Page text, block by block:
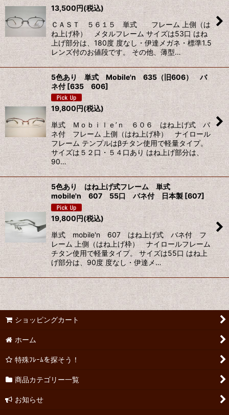
13,500円(税込)
ＣＡＳＴ ５６１５ 単式 フレーム 上側（は
ね上げ枠） メタルフレーム サイズは53口 はね
上げ部分は、180度 度なし・伊達メガネ・標準1.5
レンズ付のお値段です。 その他、薄型…
5色あり 単式 Mobile'n 635（旧606） バ
ネ付 [635 606]
19,800円(税込)
単式 Ｍｏｂｉｌｅ’ｎ ６０６ はね上げ式 バ
ネ付 フレーム 上側（はね上げ枠） ナイロール
フレーム テンプルはβチタン使用で軽量タイプ。
サイズは５２口・５４口あり はね上げ部分は、
90…
5色あり はね上げ式フレーム 単式
mobile'n 607 55口 バネ付 日本製 [607]
19,800円(税込)
単式 mobile'n 607 はね上げ式 バネ付 フ
レーム 上側（はね上げ枠） ナイロールフレーム
チタン使用で軽量タイプ。 サイズは55口 はね上
げ部分は、90度 度なし・伊達メ…
ショッピングカート
ホーム
特殊ﾌﾚｰﾑを探そう！
商品カテゴリー一覧
お知らせ